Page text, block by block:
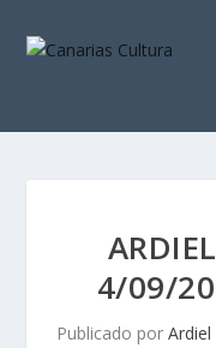
4/09/
Publicado por Ardiel